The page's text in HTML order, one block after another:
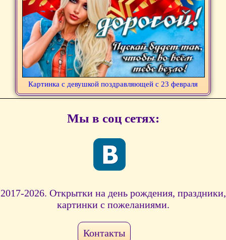
Картинка с девушкой поздравляющей с 23 февраля
Мы в соц сетях:
2017-2026. Открытки на день рождения, праздники,
картинки с пожеланиями.
Контакты